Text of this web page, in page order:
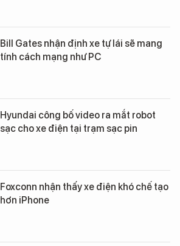
Bill Gates nhận định xe tự lái sẽ mang
tính cách mạng như PC
Hyundai công bố video ra mắt robot
sạc cho xe điện tại trạm sạc pin
Foxconn nhận thấy xe điện khó chế tạo
hơn iPhone